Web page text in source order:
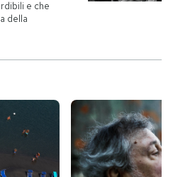
e che
della